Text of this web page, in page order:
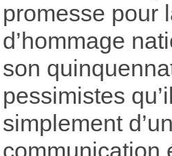
promesse pour
d’hommage
son
pessimistes
simplement